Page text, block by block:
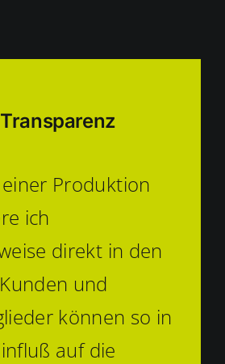
Transparenz
Produktion
ich
direkt in den
und
können so in
auf die